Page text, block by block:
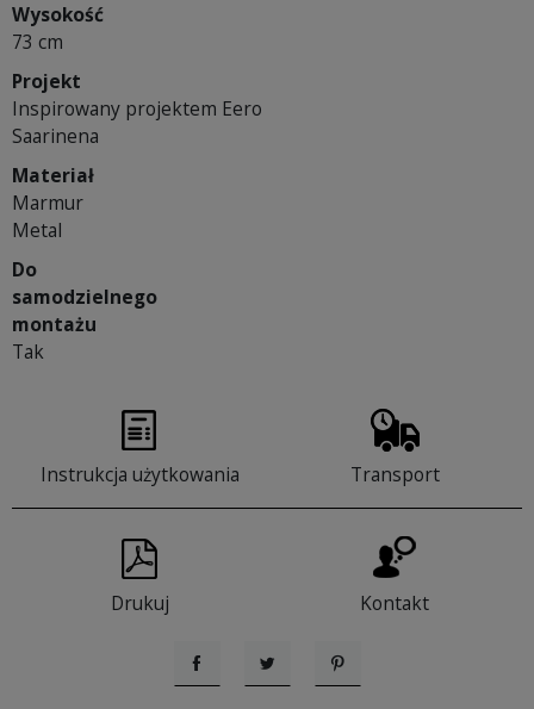
Wysokość
73 cm
Projekt
Inspirowany projektem Eero
Saarinena
Materiał
Marmur
Metal
Do
samodzielnego
montażu
Tak
Instrukcja użytkowania Transport
Drukuj Kontakt
UdostępnijTweetujPinterest